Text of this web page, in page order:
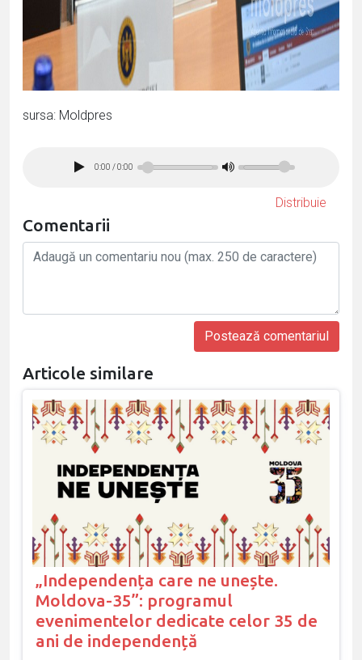
sursa: Moldpres
0:00 /0:00
Distribuie
Comentarii
Articole similare
„Independența care ne unește.
Moldova-35”: programul
evenimentelor dedicate celor 35 de
ani de independență